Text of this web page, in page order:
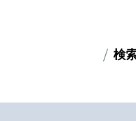
検